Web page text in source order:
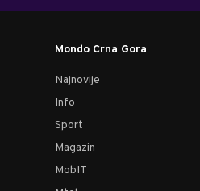
Mondo Crna Gora
Najnovije
Info
Sport
Magazin
MobIT